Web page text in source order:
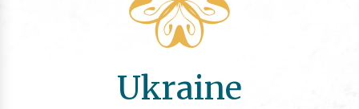
Ukraine